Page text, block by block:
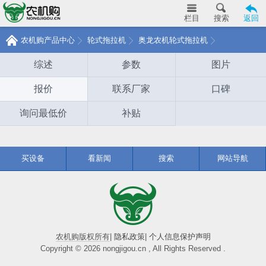
返回
搜索
栏目
农机购产品中心 轮式拖拉机 奥龙农机轮式拖拉机
综述 参数 图片
报价 联系厂家 口碑
询问最低价 补贴
买设备 看新闻 搜索 网站导航
农机购版权所有| 隐私政策| 个人信息保护声明
Copyright © 2026 nongjigou.cn , All Rights Reserved .